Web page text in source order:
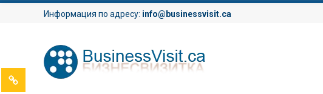
Информация по адресу: info@businessvisit.ca